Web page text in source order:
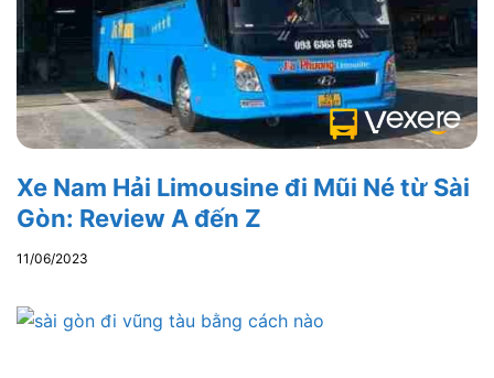
Xe Nam Hải Limousine đi Mũi Né từ Sài
Gòn: Review A đến Z
11/06/2023